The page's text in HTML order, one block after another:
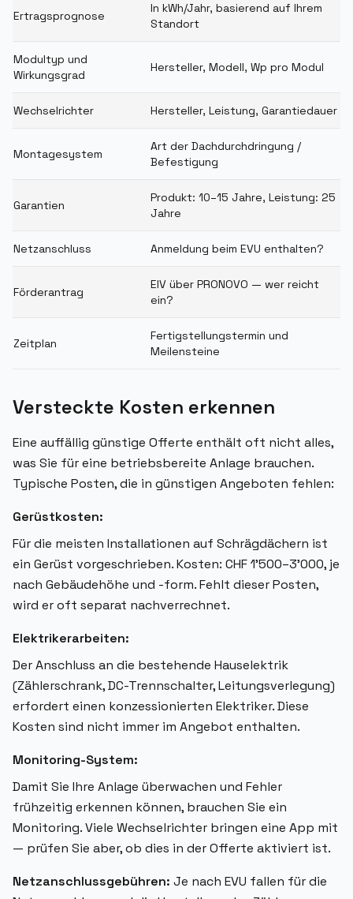
Ertragsprognose
In kWh/Jahr, basierend auf Ihrem
Standort
Modultyp und
Wirkungsgrad
Hersteller, Modell, Wp pro Modul
Wechselrichter Hersteller, Leistung, Garantiedauer
Montagesystem
Art der Dachdurchdringung /
Befestigung
Garantien
Produkt: 10–15 Jahre, Leistung: 25
Jahre
Netzanschluss Anmeldung beim EVU enthalten?
Förderantrag
EIV über PRONOVO — wer reicht
ein?
Zeitplan
Fertigstellungstermin und
Meilensteine
Versteckte Kosten erkennen
Eine auffällig günstige Offerte enthält oft nicht alles,
was Sie für eine betriebsbereite Anlage brauchen.
Typische Posten, die in günstigen Angeboten fehlen:
Gerüstkosten:
Für die meisten Installationen auf Schrägdächern ist
ein Gerüst vorgeschrieben. Kosten: CHF 1'500–3'000, je
nach Gebäudehöhe und -form. Fehlt dieser Posten,
wird er oft separat nachverrechnet.
Elektrikerarbeiten:
Der Anschluss an die bestehende Hauselektrik
(Zählerschrank, DC-Trennschalter, Leitungsverlegung)
erfordert einen konzessionierten Elektriker. Diese
Kosten sind nicht immer im Angebot enthalten.
Monitoring-System:
Damit Sie Ihre Anlage überwachen und Fehler
frühzeitig erkennen können, brauchen Sie ein
Monitoring. Viele Wechselrichter bringen eine App mit
— prüfen Sie aber, ob dies in der Offerte aktiviert ist.
Netzanschlussgebühren: Je nach EVU fallen für die